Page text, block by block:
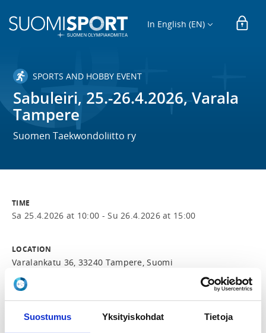
Suostumus Yksityiskohdat Tietoja
In English (EN)
SPORTS AND HOBBY EVENT
Sabuleiri, 25.-26.4.2026, Varala
Tampere
Suomen Taekwondoliitto ry
TIME
Sa 25.4.2026 at 10:00 -Su 26.4.2026 at 15:00
LOCATION
Varalankatu 36, 33240 Tampere, Suomi
Tampere